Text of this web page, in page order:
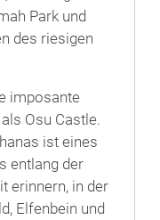
Park und
des riesigen
imposante
Osu Castle.
ist eines
entlang der
erinnern, in der
Elfenbein und